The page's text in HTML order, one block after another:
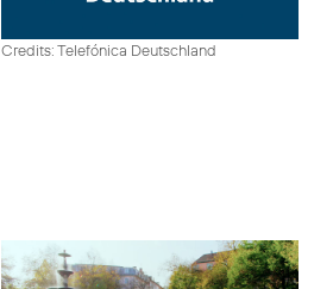
Credits: Telefónica Deutschland